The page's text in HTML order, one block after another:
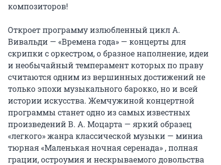
композиторов!
Откроет программу излюбленный цикл А.
Вивальди — «Времена года» — концерты для
скрипки с оркестром, о бразное наполнение, идеи
и необычайный темперамент которых по праву
считаются одним из вершинных достижений не
только эпохи музыкального барокко, но и всей
истории искусства. Жемчужиной концертной
программы станет одно из самых известных
произведений В. А. Моцарта — яркий образец
«легкого» жанра классической музыки — миниа
тюрная «Маленькая ночная серенада» , полная
грации, остроумия и нескрываемого довольства